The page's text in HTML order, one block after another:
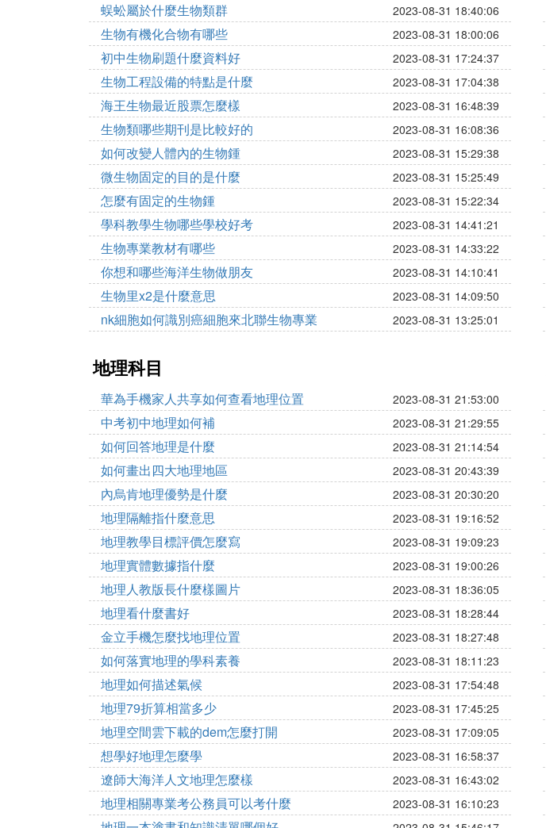
蜈蚣屬於什麼生物類群 2023-08-31 18:40:06
生物有機化合物有哪些 2023-08-31 18:00:06
初中生物刷題什麼資料好 2023-08-31 17:24:37
生物工程設備的特點是什麼 2023-08-31 17:04:38
海王生物最近股票怎麼樣 2023-08-31 16:48:39
生物類哪些期刊是比較好的 2023-08-31 16:08:36
如何改變人體內的生物鍾 2023-08-31 15:29:38
微生物固定的目的是什麼 2023-08-31 15:25:49
怎麼有固定的生物鍾 2023-08-31 15:22:34
學科教學生物哪些學校好考 2023-08-31 14:41:21
生物專業教材有哪些 2023-08-31 14:33:22
你想和哪些海洋生物做朋友 2023-08-31 14:10:41
生物里x2是什麼意思 2023-08-31 14:09:50
nk細胞如何識別癌細胞來北聯生物專業 2023-08-31 13:25:01
地理科目
華為手機家人共享如何查看地理位置 2023-08-31 21:53:00
中考初中地理如何補 2023-08-31 21:29:55
如何回答地理是什麼 2023-08-31 21:14:54
如何畫出四大地理地區 2023-08-31 20:43:39
內烏肯地理優勢是什麼 2023-08-31 20:30:20
地理隔離指什麼意思 2023-08-31 19:16:52
地理教學目標評價怎麼寫 2023-08-31 19:09:23
地理實體數據指什麼 2023-08-31 19:00:26
地理人教版長什麼樣圖片 2023-08-31 18:36:05
地理看什麼書好 2023-08-31 18:28:44
金立手機怎麼找地理位置 2023-08-31 18:27:48
如何落實地理的學科素養 2023-08-31 18:11:23
地理如何描述氣候 2023-08-31 17:54:48
地理79折算相當多少 2023-08-31 17:45:25
地理空間雲下載的dem怎麼打開 2023-08-31 17:09:05
想學好地理怎麼學 2023-08-31 16:58:37
遼師大海洋人文地理怎麼樣 2023-08-31 16:43:02
地理相關專業考公務員可以考什麼 2023-08-31 16:10:23